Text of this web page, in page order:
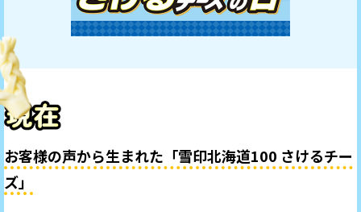
お客様の声から生まれた「雪印北海道100 さけるチー
ズ」